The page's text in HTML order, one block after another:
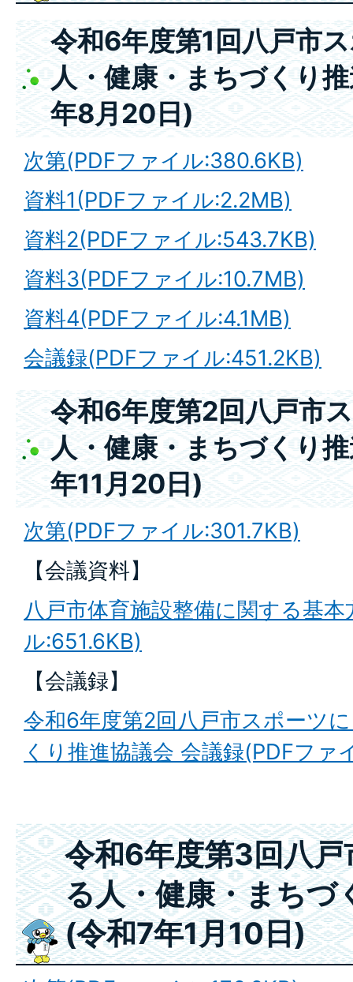
令和6年度第1回八戸市
人・健康・まちづくり
年8月20日)
次第(PDFファイル:380.6KB)
資料1(PDFファイル:2.2MB)
資料2(PDFファイル:543.7KB)
資料3(PDFファイル:10.7MB)
資料4(PDFファイル:4.1MB)
会議録(PDFファイル:451.2KB)
令和6年度第2回八戸市
人・健康・まちづくり
年11月20日)
次第(PDFファイル:301.7KB)
【会議資料】
八戸市体育施設整備に関する基
ル:651.6KB)
【会議録】
令和6年度第2回八戸市スポーツ
くり推進協議会 会議録(PDFファ
令和6年度第3回八
る人・健康・まちづ
(令和7年1月10日)